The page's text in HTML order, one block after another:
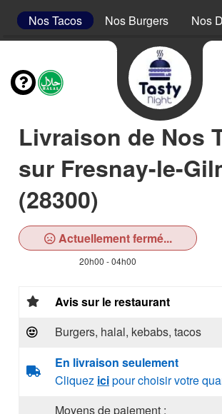
Nos Tacos Nos Burgers Nos
Livraison de Nos
sur Fresnay-le-
(28300)
Actuellement fermé...
20h00 - 04h00
Avis sur le restaurant
Burgers, halal, kebabs, tacos
En livraison seulement
Cliquez icipour choisir votre
Moyens de paiement :